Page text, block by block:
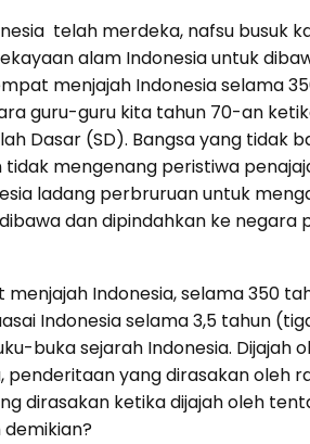
telah merdeka, nafsu busuk
alam Indonesia untuk
menjajah Indonesia selama
guru-guru kita tahun 70-an
Dasar (SD). Bangsa yang tidak
mengenang peristiwa
ladang perbruruan untuk
dan dipindahkan ke negara
menjajah Indonesia, selama 350
Indonesia selama 3,5 tahun
buka sejarah Indonesia. Dijajah
penderitaan yang dirasakan oleh
dirasakan ketika dijajah oleh